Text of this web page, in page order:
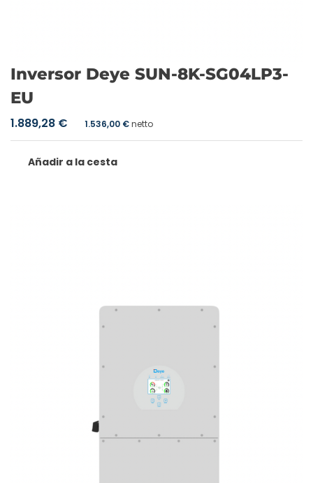
Inversor Deye SUN-8K-SG04LP3-
EU
1.889,28 € 1.536,00 €netto
Añadir a la cesta